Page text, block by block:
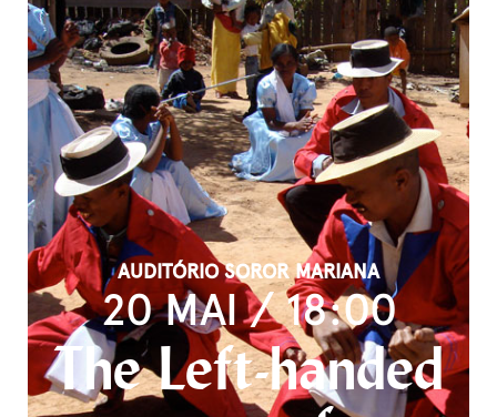
AUDITÓRIO SOROR MARIANA
20 MAI / 18:00
The Left-handed